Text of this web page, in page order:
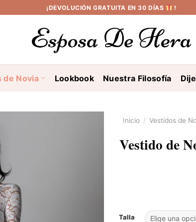
¡DEVOLUCIÓN GRATUITA EN 30 DÍAS !
de Novia Lookbook Nuestra Filosofía
Inicio / Vestidos de
Vestido de
Talla